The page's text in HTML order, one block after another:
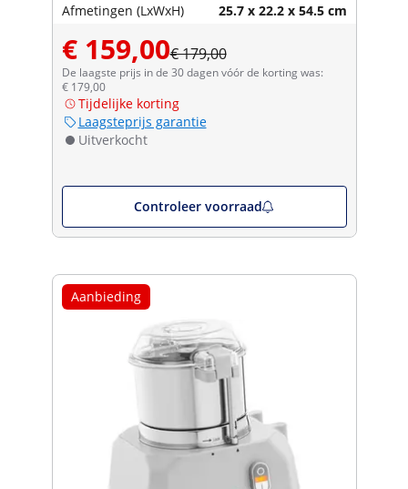
Afmetingen (LxWxH) 25.7 x 22.2 x 54.5 cm
€ 159,00€ 179,00
De laagste prijs in de 30 dagen vóór de korting was:
€ 179,00
Tijdelijke korting
Laagsteprijs garantie
Uitverkocht
Controleer voorraad
Aanbieding